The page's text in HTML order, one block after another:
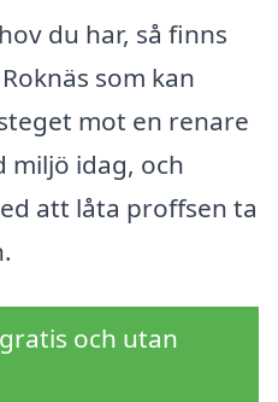
du har, så finns
som kan
mot en renare
miljö idag, och
att låta proffsen ta
och utan